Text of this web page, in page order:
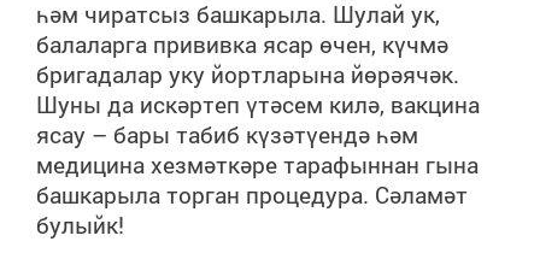
һәм чиратсыз башкарыла. Шулай ук,
балаларга прививка ясар өчен, күчмә
бригадалар уку йортларына йөрәячәк.
Шуны да искәртеп үтәсем килә, вакцина
ясау – бары табиб күзәтүендә һәм
медицина хезмәткәре тарафыннан гына
башкарыла торган процедура. Сәламәт
булыйк!